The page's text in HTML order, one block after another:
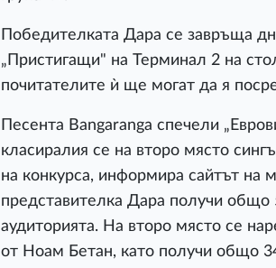
Победителката Дара се завръща
„Пристигащи" на Терминал 2 на
почитателите ѝ ще могат да я
Песента Bangaranga спечели
класиралия се на второ място
на конкурса, информира сайтът на
представителка Дара получи общо
аудиторията. На второ място се
от Ноам Бетан, като получи общо